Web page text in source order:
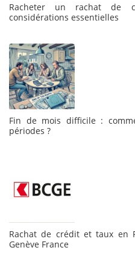
Racheter un rachat de
considérations essentielles
Fin de mois difficile :
périodes ?
Rachat de crédit et taux en
Genève France